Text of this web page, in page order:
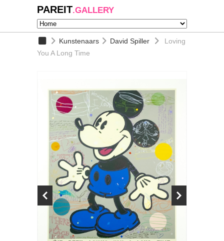
PAREIT.GALLERY
Kunstenaars David Spiller
Loving
You A Long Time